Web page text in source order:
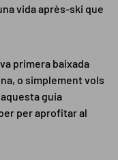
vida après-ski que
primera baixada
o simplement vols
guia
per aprofitar al